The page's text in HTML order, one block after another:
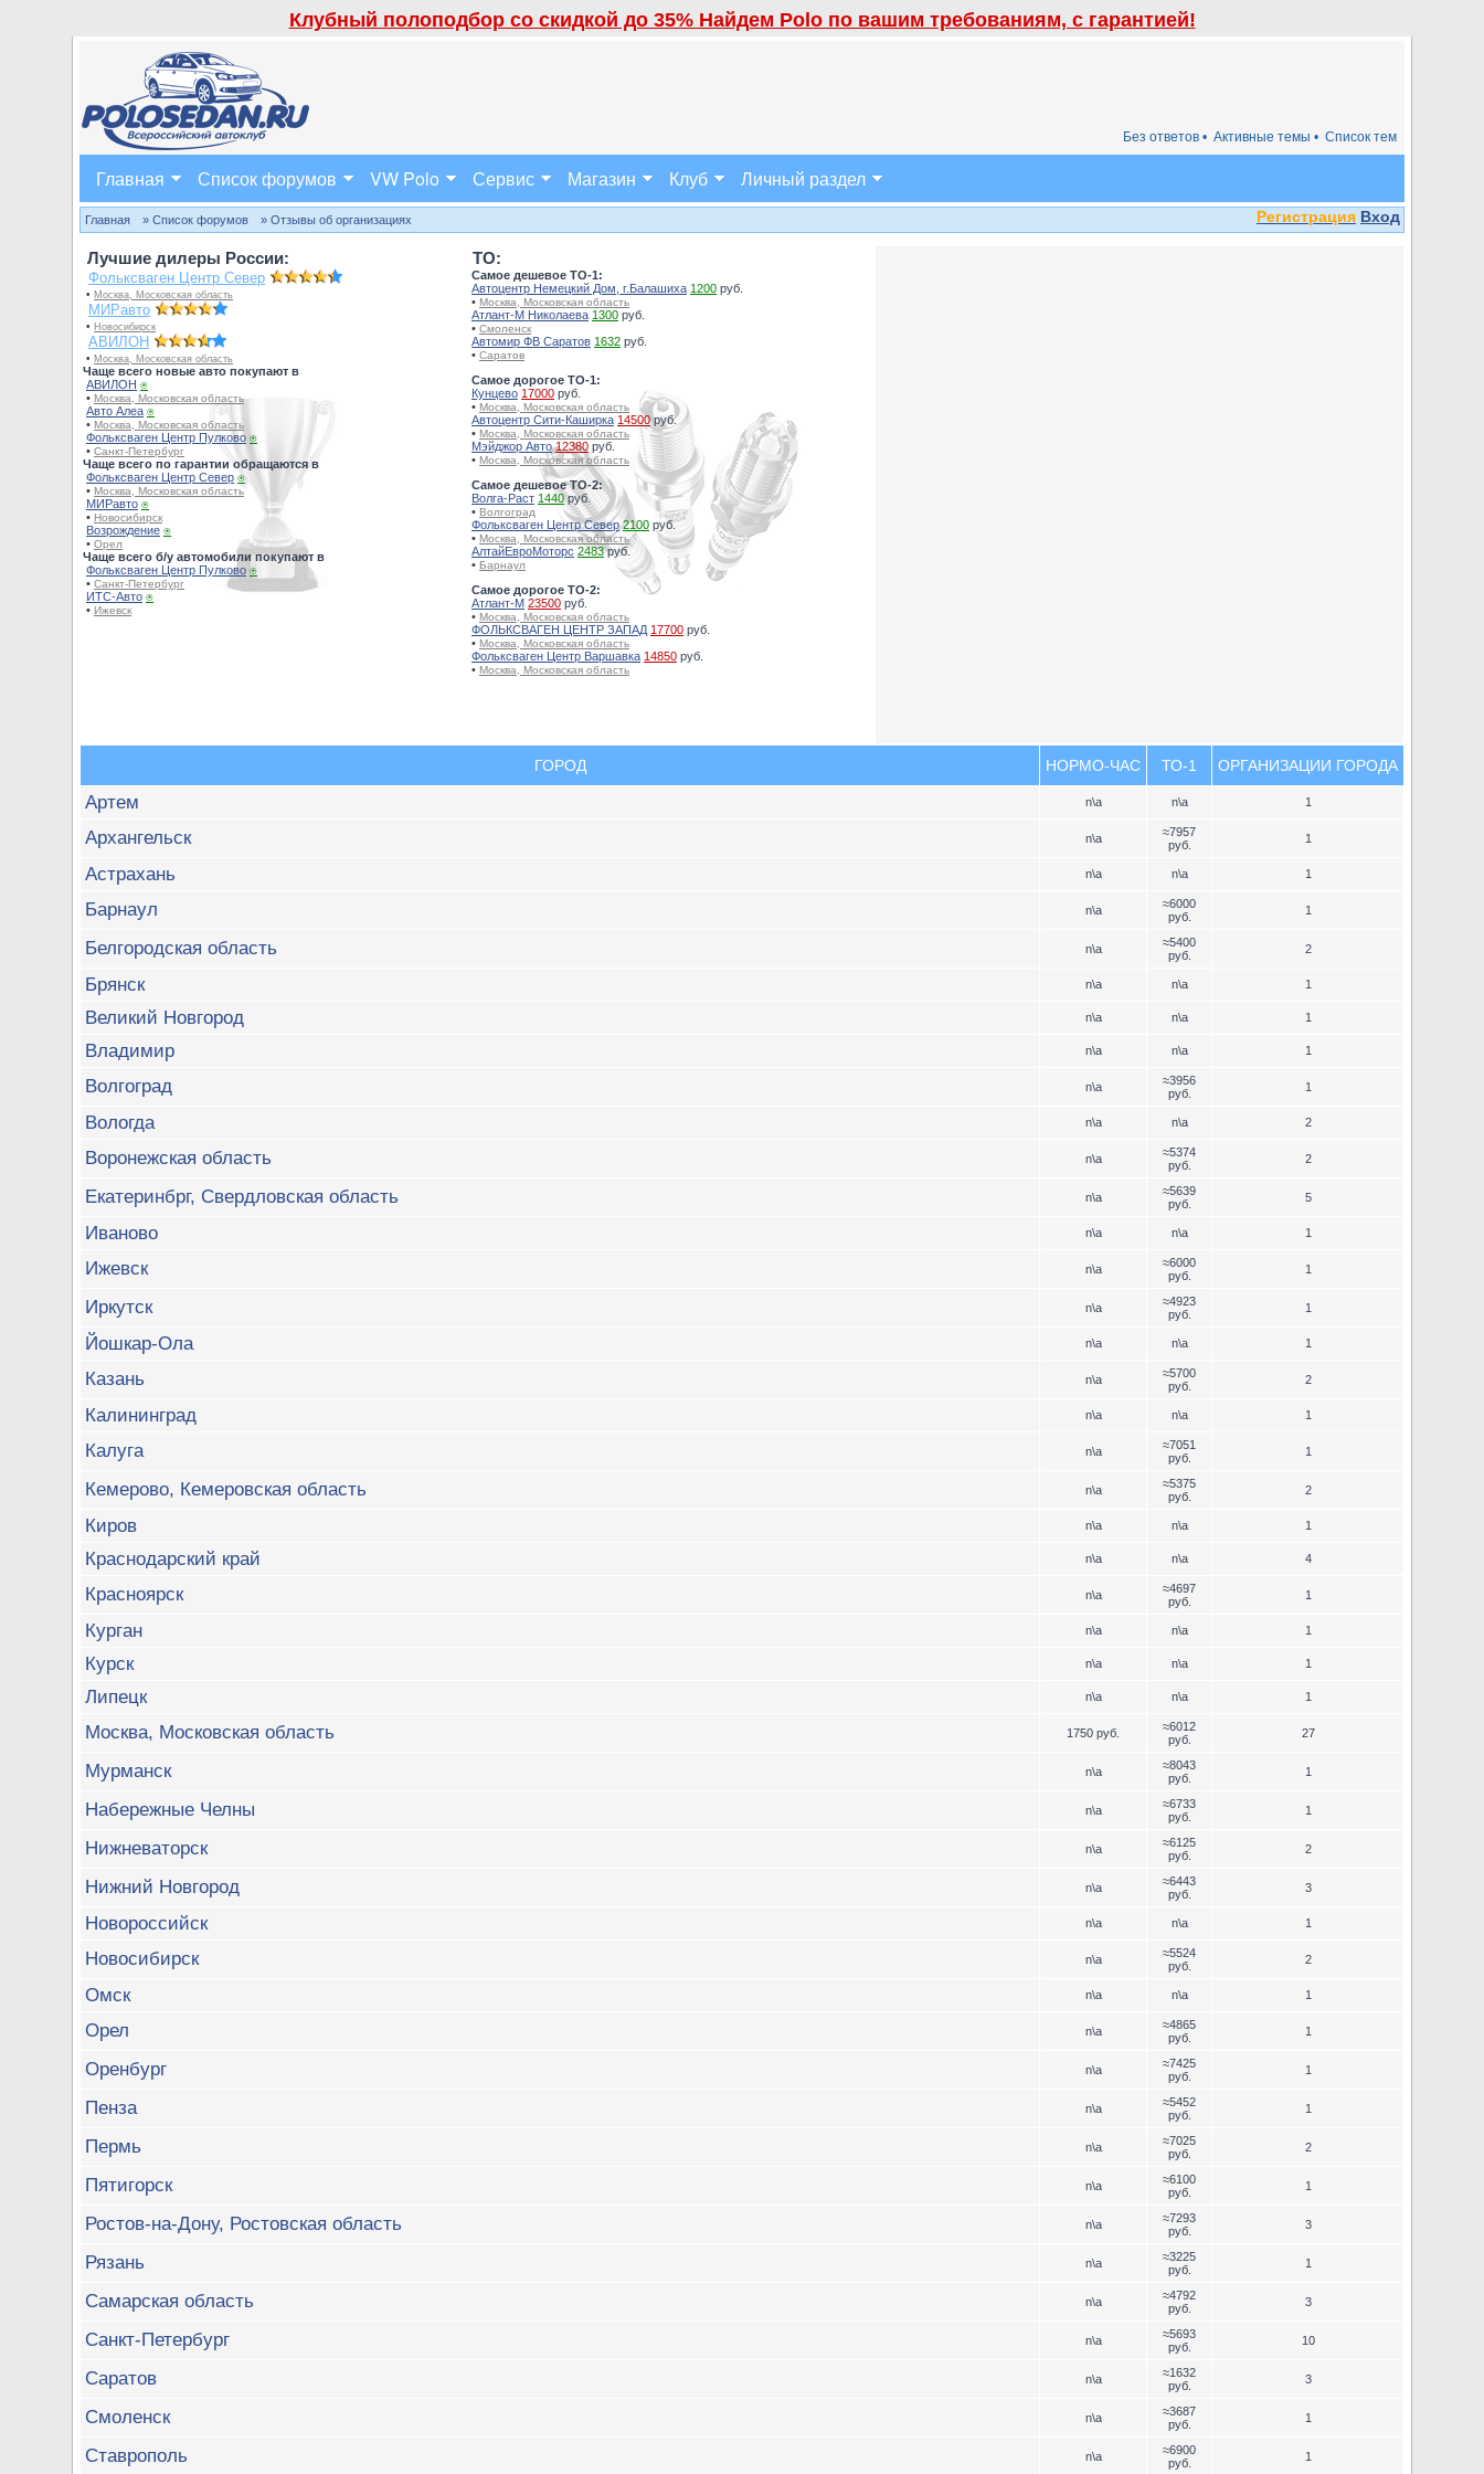
Клубный полоподбор со скидкой до 35% Найдем Polo по вашим требованиям, с гарантией!
Список тем
Активные темы •
Без ответов •
Главная Список форумов VW Polo Сервис Магазин Клуб Личный раздел
Регистрация Вход
Главная » Список форумов » Отзывы об организациях
Лучшие дилеры России:
Фольксваген Центр Север
• Москва, Московская область
МИРавто
• Новосибирск
АВИЛОН
• Москва, Московская область
Чаще всего новые авто покупают в
АВИЛОН ⍟
• Москва, Московская область
Авто Алеа ⍟
• Москва, Московская область
Фольксваген Центр Пулково ⍟
• Санкт-Петербург
Чаще всего по гарантии обращаются в
Фольксваген Центр Север ⍟
• Москва, Московская область
МИРавто ⍟
• Новосибирск
Возрождение ⍟
• Орел
Чаще всего б/у автомобили покупают в
Фольксваген Центр Пулково ⍟
• Санкт-Петербург
ИТС-Авто ⍟
• Ижевск
TO:
Самое дешевое ТО-1:
Автоцентр Немецкий Дом, г.Балашиха 1200 руб.
• Москва, Московская область
Атлант-М Николаева 1300 руб.
• Смоленск
Автомир ФВ Саратов 1632 руб.
• Саратов
Самое дорогое ТО-1:
Кунцево 17000 руб.
• Москва, Московская область
Автоцентр Сити-Каширка 14500 руб.
• Москва, Московская область
Мэйджор Авто 12380 руб.
• Москва, Московская область
Самое дешевое ТО-2:
Волга-Раст 1440руб.
• Волгоград
Фольксваген Центр Север 2100 руб.
• Москва, Московская область
АлтайЕвроМоторс 2483руб.
• Барнаул
Самое дорогое ТО-2:
Атлант-М 23500 руб.
• Москва, Московская область
ФОЛЬКСВАГЕН ЦЕНТР ЗАПАД 17700 руб.
• Москва, Московская область
Фольксваген Центр Варшавка 14850 руб.
• Москва, Московская область
ГОРОД НОРМО-ЧАС ТО-1 ОРГАНИЗАЦИИ ГОРОДА
Артем n\a n\a 1
Архангельск n\a
≈7957
руб.
1
Астрахань n\a n\a 1
Барнаул n\a
≈6000
руб.
1
Белгородская область n\a
≈5400
руб.
2
Брянск n\a n\a 1
Великий Новгород n\a n\a 1
Владимир n\a n\a 1
Волгоград n\a
≈3956
руб.
1
Вологда n\a n\a 2
Воронежская область n\a
≈5374
руб.
2
Екатеринбрг, Свердловская область n\a
≈5639
руб.
5
Иваново n\a n\a 1
Ижевск n\a
≈6000
руб.
1
Иркутск n\a
≈4923
руб.
1
Йошкар-Ола n\a n\a 1
Казань n\a
≈5700
руб.
2
Калининград n\a n\a 1
Калуга n\a
≈7051
руб.
1
Кемерово, Кемеровская область n\a
≈5375
руб.
2
Киров n\a n\a 1
Краснодарский край n\a n\a 4
Красноярск n\a
≈4697
руб.
1
Курган n\a n\a 1
Курск n\a n\a 1
Липецк n\a n\a 1
Москва, Московская область 1750 руб.
≈6012
руб.
27
Мурманск n\a
≈8043
руб.
1
Набережные Челны n\a
≈6733
руб.
1
Нижневаторск n\a
≈6125
руб.
2
Нижний Новгород n\a
≈6443
руб.
3
Новороссийск n\a n\a 1
Новосибирск n\a
≈5524
руб.
2
Омск n\a n\a 1
Орел n\a
≈4865
руб.
1
Оренбург n\a
≈7425
руб.
1
Пенза n\a
≈5452
руб.
1
Пермь n\a
≈7025
руб.
2
Пятигорск n\a
≈6100
руб.
1
Ростов-на-Дону, Ростовская область n\a
≈7293
руб.
3
Рязань n\a
≈3225
руб.
1
Самарская область n\a
≈4792
руб.
3
Санкт-Петербург n\a
≈5693
руб.
10
Саратов n\a
≈1632
руб.
3
Смоленск n\a
≈3687
руб.
1
Ставрополь n\a
≈6900
руб.
1